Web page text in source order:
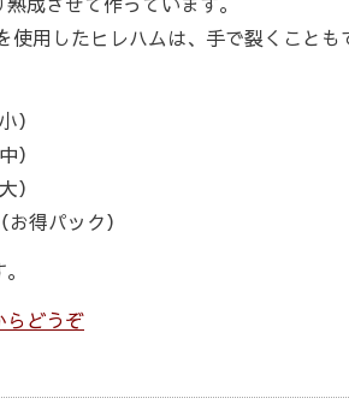
使用したヒレハムは、手で裂くことも
）
）
）
得パック）
どうぞ